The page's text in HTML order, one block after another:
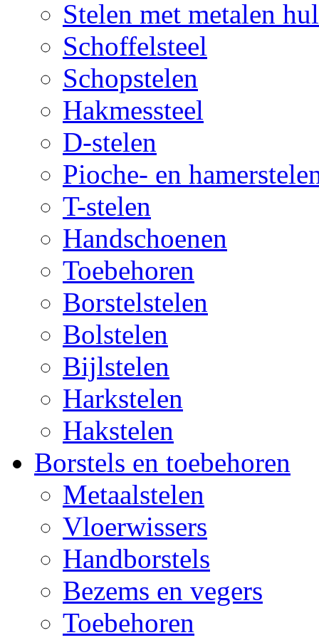
Stelen met metalen
Schoffelsteel
Schopstelen
Hakmessteel
D-stelen
Pioche- en
T-stelen
Handschoenen
Toebehoren
Borstelstelen
Bolstelen
Bijlstelen
Harkstelen
Hakstelen
Borstels en toebehoren
Metaalstelen
Vloerwissers
Handborstels
Bezems en vegers
Toebehoren